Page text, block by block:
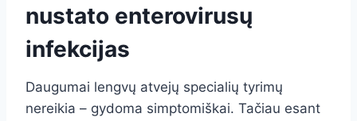
nustato enterovirusų
infekcijas
Daugumai lengvų atvejų specialių tyrimų
nereikia – gydoma simptomiškai. Tačiau esant